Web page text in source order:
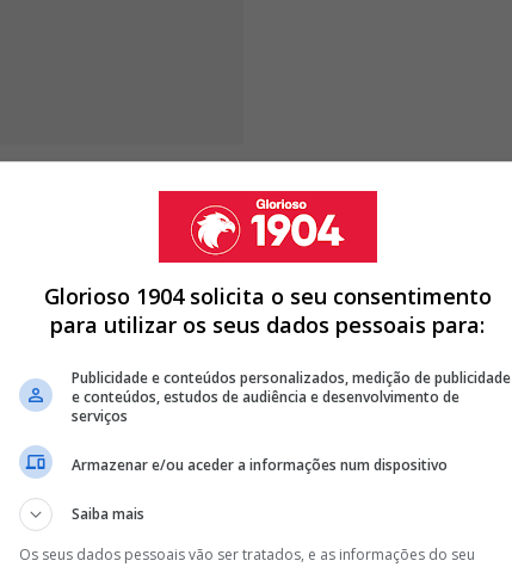
do banco não tem culpa da
que não gosta de ser substituído
eu gosto, honestamente
SAIU 'BASTANTE CARO' AO BENFICA
ADEPTO DO BENFICA: "FAZ A DIFERENÇA"
EQUIPA TITULAR DO BENFICA: "FUI EMOCIONAL NO
Glorioso 1904 solicita o seu consentimento
para utilizar os seus dados pessoais para:
Publicidade e conteúdos personalizados, medição de publicidade
e conteúdos, estudos de audiência e desenvolvimento de
serviços
Armazenar e/ou aceder a informações num dispositivo
Saiba mais
Os seus dados pessoais vão ser tratados, e as informações do seu